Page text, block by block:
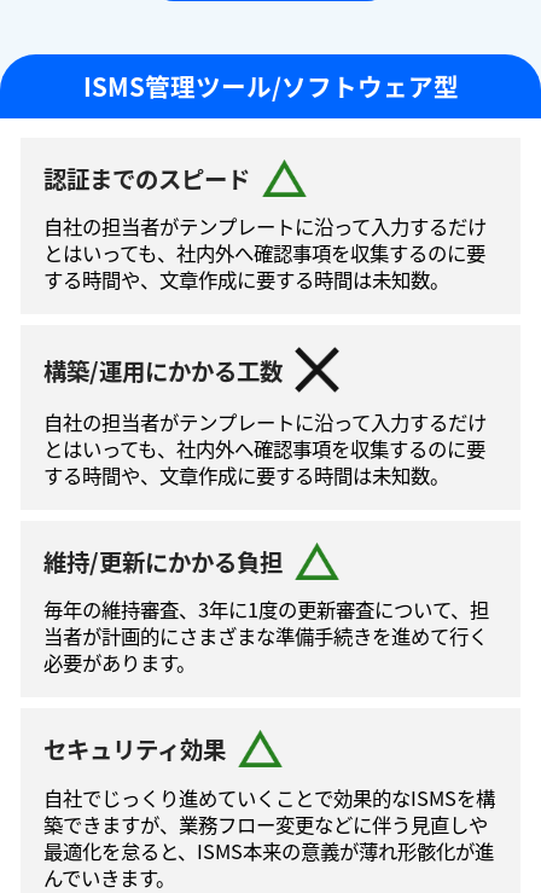
ISMS管理ツール/ソフトウェア型
認証までのスピード
自社の担当者がテンプレートに沿って⼊⼒するだけ
とはいっても、社内外へ確認事項を収集するのに要
する時間や、文章作成に要する時間は未知数。
構築/運用にかかる工数
自社の担当者がテンプレートに沿って⼊⼒するだけ
とはいっても、社内外へ確認事項を収集するのに要
する時間や、文章作成に要する時間は未知数。
維持/更新にかかる負担
毎年の維持審査、3年に1度の更新審査について、担
当者が計画的にさまざまな準備手続きを進めて⾏く
必要があります。
セキュリティ効果
自社でじっくり進めていくことで効果的なISMSを構
築できますが、業務フロー変更などに伴う⾒直しや
最適化を怠ると、ISMS本来の意義が薄れ形骸化が進
んでいきます。